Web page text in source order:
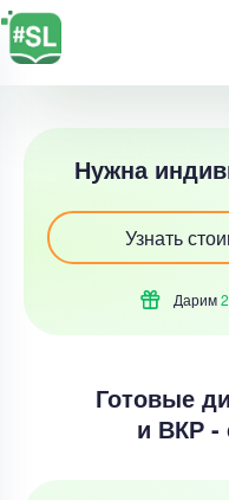
Нужна
Узнать
Дарим
Готовые
и ВКР -